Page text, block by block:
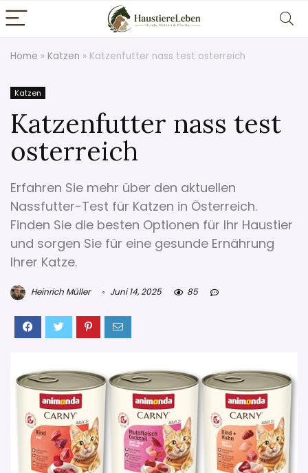
Home » Katzen » Katzenfutter nass test osterreich
Katzen
Katzenfutter nass test
osterreich
Erfahren Sie mehr über den aktuellen
Nassfutter-Test für Katzen in Österreich.
Finden Sie die besten Optionen für Ihr Haustier
und sorgen Sie für eine gesunde Ernährung
Ihrer Katze.
Heinrich Müller Juni 14, 2025 85